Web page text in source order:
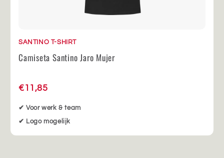
SANTINO T-SHIRT
Camiseta Santino Jaro Mujer
€11,85
✔ Voor werk & team
✔ Logo mogelijk